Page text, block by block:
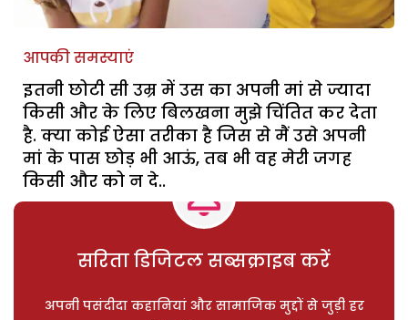
आपकी समस्याएं
इतनी छोटी सी उम्र में उस का अपनी मां से ज्यादा
किसी और के लिए बिलखना मुझे चिंतित कर देता
है. क्या कोई ऐसा तरीका है जिस से मैं उसे अपनी
मां के पास छोड़ भी आऊं, तब भी वह मेरी जगह
किसी और को न दे..
सरिता डिजिटल सब्सक्राइब करें
अपनी पसंदीदा कहानियां और सामाजिक मुद्दों से जुड़ी हर